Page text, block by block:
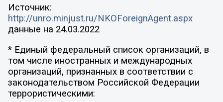
Источник:
http://unro.minjust.ru/NKOForeignAgent.aspx
данные на 24.03.2022
* Единый федеральный список организаций, в
том числе иностранных и международных
организаций, признанных в соответствии с
законодательством Российской Федерации
террористическими: